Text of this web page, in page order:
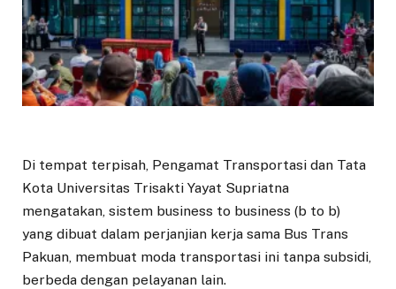
Di tempat terpisah, Pengamat Transportasi dan Tata
Kota Universitas Trisakti Yayat Supriatna
mengatakan, sistem business to business (b to b)
yang dibuat dalam perjanjian kerja sama Bus Trans
Pakuan, membuat moda transportasi ini tanpa subsidi,
berbeda dengan pelayanan lain.